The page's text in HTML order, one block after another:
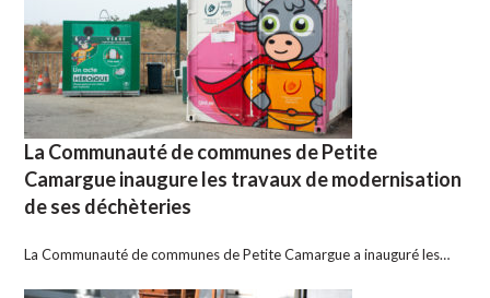
La Communauté de communes de Petite
Camargue inaugure les travaux de modernisation
de ses déchèteries
La Communauté de communes de Petite Camargue a inauguré les…